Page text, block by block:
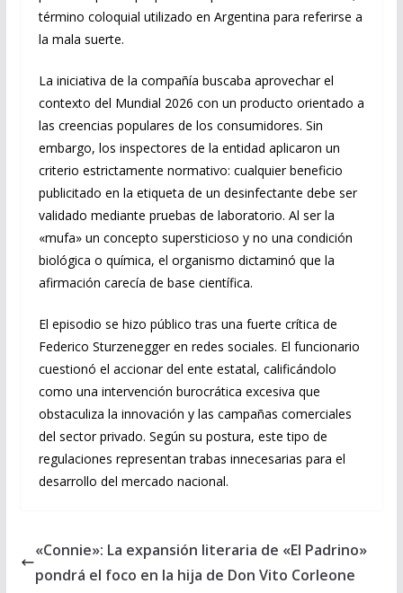
término coloquial utilizado en Argentina para referirse a
la mala suerte.
La iniciativa de la compañía buscaba aprovechar el
contexto del Mundial 2026 con un producto orientado a
las creencias populares de los consumidores. Sin
embargo, los inspectores de la entidad aplicaron un
criterio estrictamente normativo: cualquier beneficio
publicitado en la etiqueta de un desinfectante debe ser
validado mediante pruebas de laboratorio. Al ser la
«mufa» un concepto supersticioso y no una condición
biológica o química, el organismo dictaminó que la
afirmación carecía de base científica.
El episodio se hizo público tras una fuerte crítica de
Federico Sturzenegger en redes sociales. El funcionario
cuestionó el accionar del ente estatal, calificándolo
como una intervención burocrática excesiva que
obstaculiza la innovación y las campañas comerciales
del sector privado. Según su postura, este tipo de
regulaciones representan trabas innecesarias para el
desarrollo del mercado nacional.
«Connie»: La expansión literaria de «El Padrino»
pondrá el foco en la hija de Don Vito Corleone